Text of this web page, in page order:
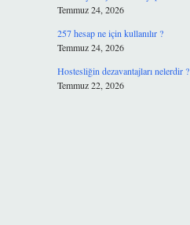
Temmuz 24, 2026
257 hesap ne için kullanılır ?
Temmuz 24, 2026
Hostesliğin dezavantajları nelerdir ?
Temmuz 22, 2026